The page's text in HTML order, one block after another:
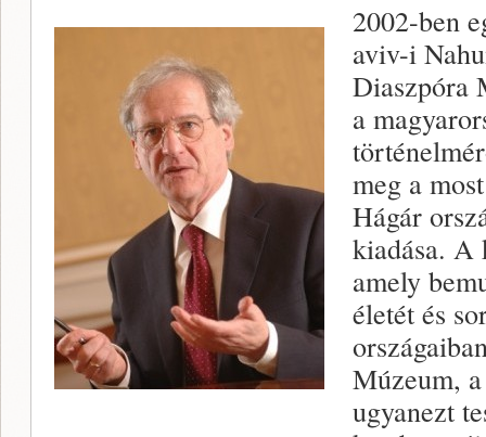
2002-ben
aviv-i
Diaszpóra
a
meg a
Hágár
kiadása. A
amely
életét és
Múzeum,
ugyanezt